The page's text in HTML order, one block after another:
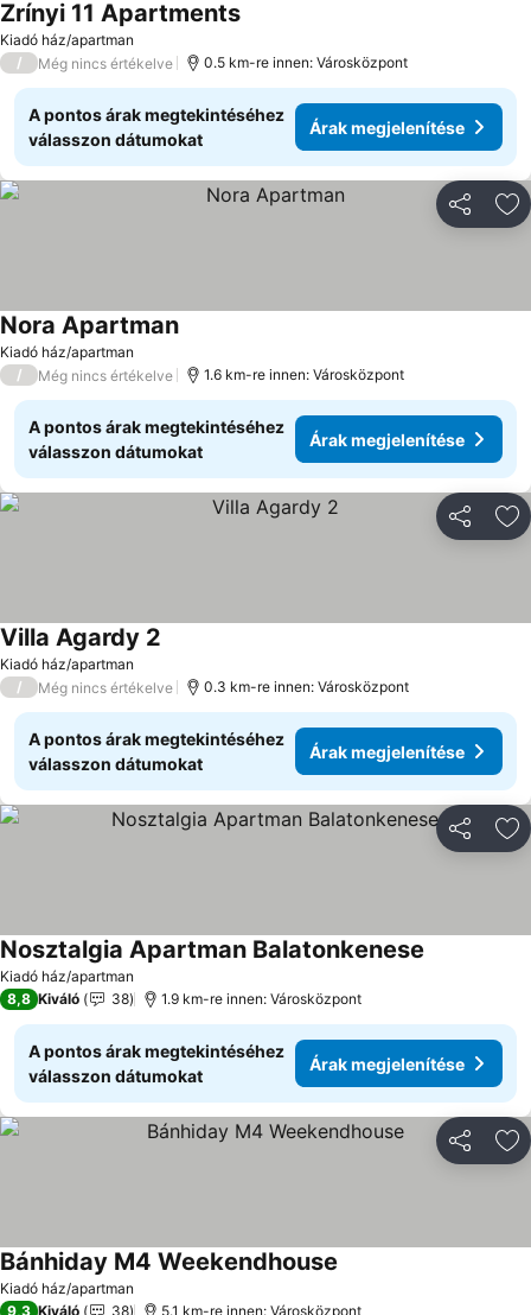
Kiadó ház/apartman
Zrínyi 11 ApartmentsÁrak megjelenítése
/ Még nincs értékelve 0.5 km-re innen: Városközpont
A pontos árak megtekintéséhez
válasszon dátumokat
Árak megjelenítése
Kiadó ház/apartman
Nora ApartmanÁrak megjelenítése
/ Még nincs értékelve 1.6 km-re innen: Városközpont
A pontos árak megtekintéséhez
válasszon dátumokat
Árak megjelenítése
Kiadó ház/apartman
Villa Agardy 2
/ Még nincs értékelve 0.3 km-re innen: Városközpont
A pontos árak megtekintéséhez
válasszon dátumokat
Árak megjelenítése
Kiadó ház/apartman
Nosztalgia Apartman Balatonkenese
8,8 Kiváló 38 1.9 km-re innen: Városközpont
A pontos árak megtekintéséhez
válasszon dátumokat
Árak megjelenítése
Kiadó ház/apartman
Bánhiday M4 Weekendhouse
9,3 Kiváló 38 5.1 km-re innen: Városközpont